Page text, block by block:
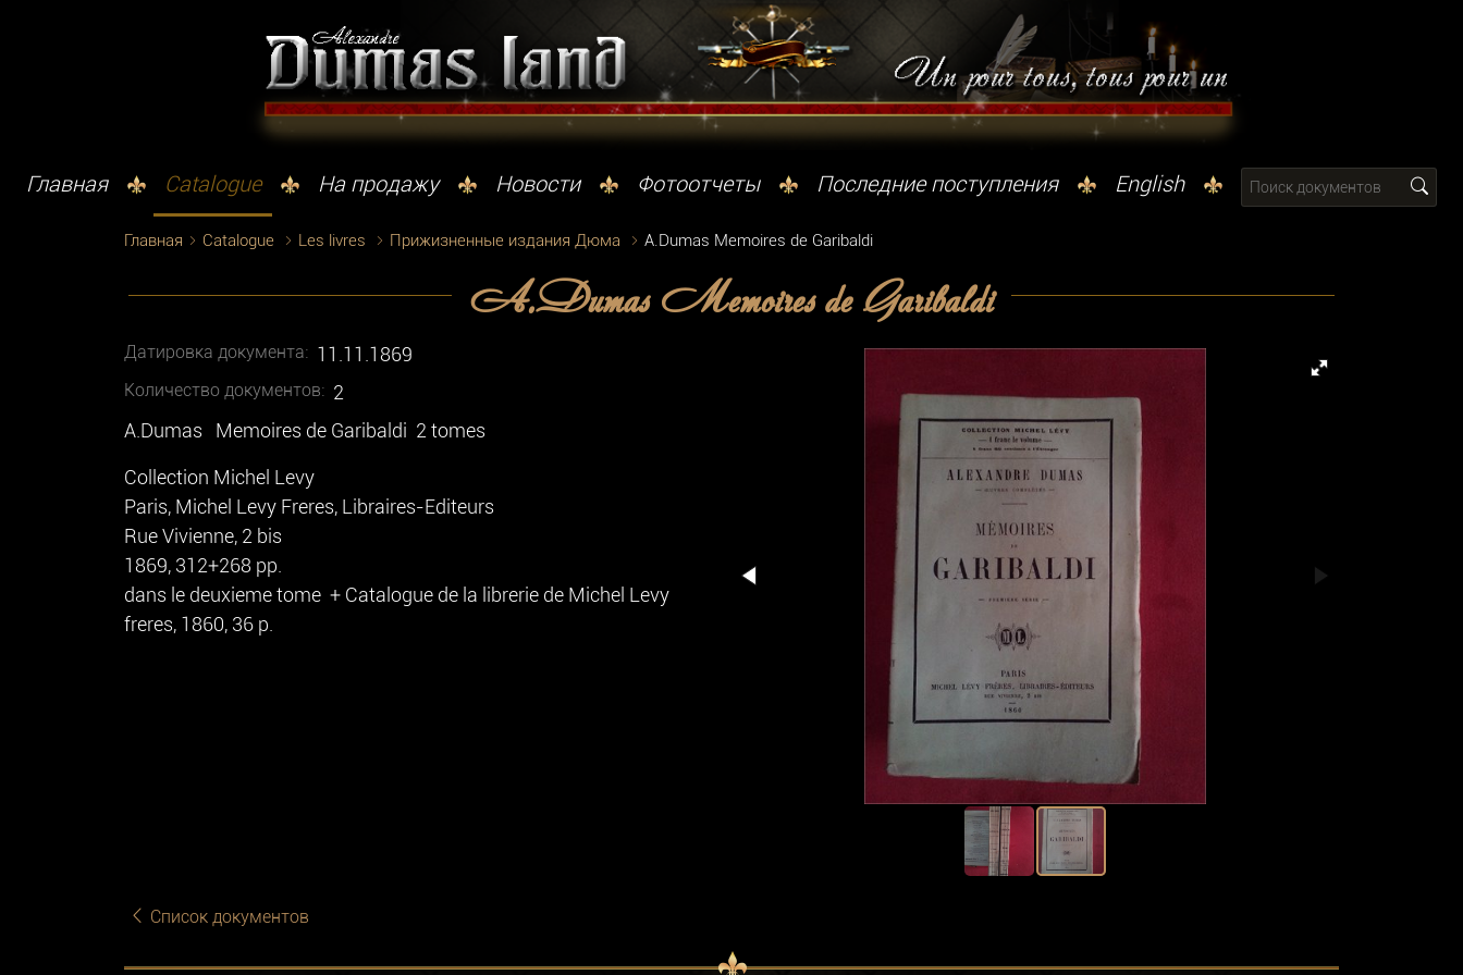
Главная Catalogue На продажу Новости Фотоотчеты Последние поступления English
Главная Catalogue Les livres Прижизненные издания Дюма A.Dumas Memoires de Garibaldi
A.Dumas Memoires de Garibaldi
Датировка документа: 11.11.1869
Количество документoв: 2
A.Dumas Memoires de Garibaldi 2 tomes
Collection Michel Levy
Paris, Michel Levy Freres, Libraires-Editeurs
Rue Vivienne, 2 bis
1869, 312+268 pp.
dans le deuxieme tome + Catalogue de la librerie de Michel Levy
freres, 1860, 36 p.
Список документов